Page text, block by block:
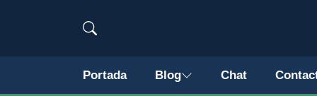
Portada Blog Chat